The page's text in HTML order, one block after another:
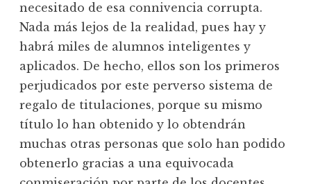
necesitado de esa connivencia corrupta.
Nada más lejos de la realidad, pues hay y
habrá miles de alumnos inteligentes y
aplicados. De hecho, ellos son los primeros
perjudicados por este perverso sistema de
regalo de titulaciones, porque su mismo
título lo han obtenido y lo obtendrán
muchas otras personas que solo han podido
obtenerlo gracias a una equivocada